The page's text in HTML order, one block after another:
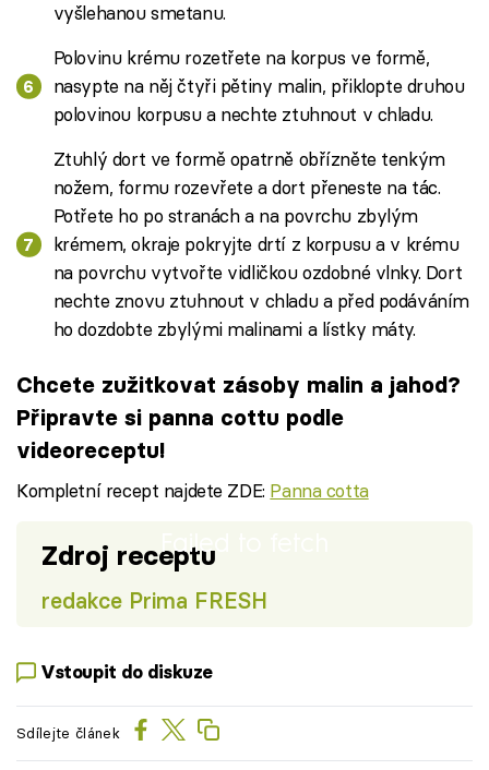
vyšlehanou smetanu.
Polovinu krému rozetřete na korpus ve formě,
nasypte na něj čtyři pětiny malin, přiklopte druhou
polovinou korpusu a nechte ztuhnout v chladu.
Ztuhlý dort ve formě opatrně obřízněte tenkým
nožem, formu rozevřete a dort přeneste na tác.
Potřete ho po stranách a na povrchu zbylým
krémem, okraje pokryjte drtí z korpusu a v krému
na povrchu vytvořte vidličkou ozdobné vlnky. Dort
nechte znovu ztuhnout v chladu a před podáváním
ho dozdobte zbylými malinami a lístky máty.
Chcete zužitkovat zásoby malin a jahod?
Připravte si panna cottu podle
videoreceptu!
Kompletní recept najdete ZDE: Panna cotta
Failed to fetch
Zdroj receptu
redakce Prima FRESH
Vstoupit do diskuze
Sdílejte článek